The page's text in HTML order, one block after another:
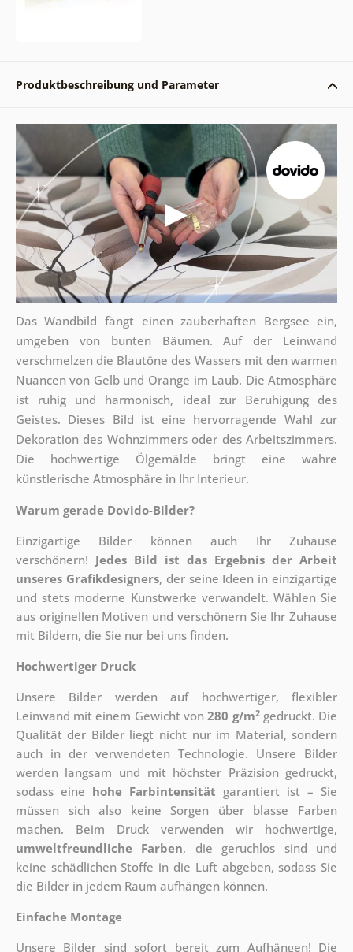
Produktbeschreibung und Parameter
Das Wandbild fängt einen zauberhaften Bergsee ein,
umgeben von bunten Bäumen. Auf der Leinwand
verschmelzen die Blautöne des Wassers mit den warmen
Nuancen von Gelb und Orange im Laub. Die Atmosphäre
ist ruhig und harmonisch, ideal zur Beruhigung des
Geistes. Dieses Bild ist eine hervorragende Wahl zur
Dekoration des Wohnzimmers oder des Arbeitszimmers.
Die hochwertige Ölgemälde bringt eine wahre
künstlerische Atmosphäre in Ihr Interieur.
Warum gerade Dovido-Bilder?
Einzigartige Bilder können auch Ihr Zuhause
verschönern! Jedes Bild ist das Ergebnis der Arbeit
unseres Grafikdesigners, der seine Ideen in einzigartige
und stets moderne Kunstwerke verwandelt. Wählen Sie
aus originellen Motiven und verschönern Sie Ihr Zuhause
mit Bildern, die Sie nur bei uns finden.
Hochwertiger Druck
Unsere Bilder werden auf hochwertiger, flexibler
Leinwand mit einem Gewicht von280 g/m2gedruckt. Die
Qualität der Bilder liegt nicht nur im Material, sondern
auch in der verwendeten Technologie. Unsere Bilder
werden langsam und mit höchster Präzision gedruckt,
sodass eine hohe Farbintensität garantiert ist – Sie
müssen sich also keine Sorgen über blasse Farben
machen. Beim Druck verwenden wir hochwertige,
umweltfreundliche Farben, die geruchlos sind und
keine schädlichen Stoffe in die Luft abgeben, sodass Sie
die Bilder in jedem Raum aufhängen können.
Einfache Montage
Unsere Bilder sind sofort bereit zum Aufhängen! Die